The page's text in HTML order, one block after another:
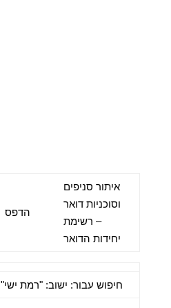
איתור סניפים
וסוכניות דואר
– רשימת
יחידות הדואר
הדפס
חיפוש עבור: ישוב: "רמת ישי"